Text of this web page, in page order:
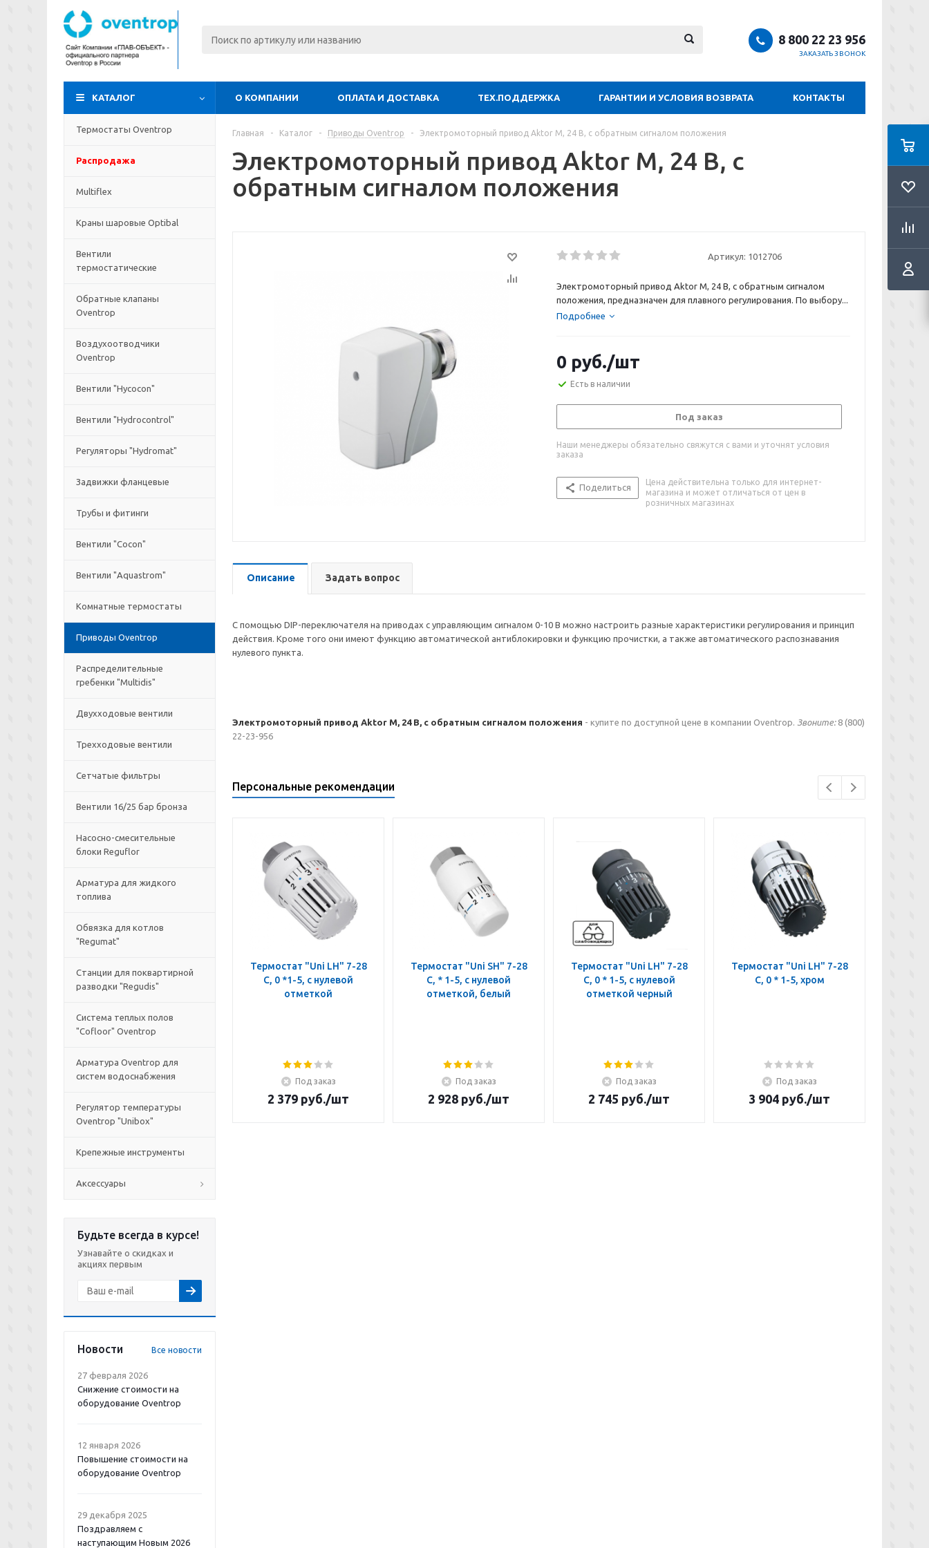
8 800 22 23 956
ЗАКАЗАТЬ ЗВОНОК
КАТАЛОГ О КОМПАНИИ ОПЛАТА И ДОСТАВКА ТЕХ.ПОДДЕРЖКА ГАРАНТИИ И УСЛОВИЯ ВОЗВРАТА КОНТАКТЫ
Термостаты Oventrop
Распродажа
Multiflex
Краны шаровые Optibal
Вентили
термостатические
Обратные клапаны
Oventrop
Воздухоотводчики
Oventrop
Вентили "Hycocon"
Вентили "Hydrocontrol"
Регуляторы "Hydromat"
Задвижки фланцевые
Трубы и фитинги
Вентили "Cocon"
Вентили "Aquastrom"
Комнатные термостаты
Приводы Oventrop
Распределительные
гребенки "Multidis"
Двухходовые вентили
Трехходовые вентили
Сетчатые фильтры
Вентили 16/25 бар бронза
Насосно-смесительные
блоки Reguflor
Арматура для жидкого
топлива
Обвязка для котлов
"Regumat"
Станции для поквартирной
разводки "Regudis"
Система теплых полов
"Cofloor" Oventrop
Арматура Oventrop для
систем водоснабжения
Регулятор температуры
Oventrop "Unibox"
Крепежные инструменты
Аксессуары
Будьте всегда в курсе!
Узнавайте о скидках и
акциях первым
Новости Все новости
27 февраля 2026
Снижение стоимости на
оборудование Oventrop
12 января 2026
Повышение стоимости на
оборудование Oventrop
29 декабря 2025
Поздравляем с
наступающим Новым 2026
Главная - Каталог - Приводы Oventrop - Электромоторный привод Aktor M, 24 B, с обратным сигналом положения
Электромоторный привод Aktor M, 24 B, с
обратным сигналом положения
Артикул: 1012706
Электромоторный привод Aktor M, 24 B, с обратным сигналом
положения, предназначен для плавного регулирования. По выбору...
Подробнее
0 руб./шт
Есть в наличии
Под заказ
Наши менеджеры обязательно свяжутся с вами и уточнят условия
заказа
Поделиться
Цена действительна только для интернет-
магазина и может отличаться от цен в
розничных магазинах
Описание Задать вопрос
С помощью DIP-переключателя на приводах с управляющим сигналом 0-10 В можно настроить разные характеристики регулирования и принцип
действия. Кроме того они имеют функцию автоматической антиблокировки и функцию прочистки, а также автоматического распознавания
нулевого пункта.
Электромоторный привод Aktor M, 24 B, с обратным сигналом положения - купите по доступной цене в компании Oventrop. Звоните:8 (800)
22-23-956
Персональные рекомендации
Термостат "Uni LH" 7-28
C, 0 *1-5, с нулевой
отметкой
Под заказ
2 379 руб./шт
Термостат "Uni SH" 7-28
C, * 1-5, с нулевой
отметкой, белый
Под заказ
2 928 руб./шт
Термостат "Uni LH" 7-28
C, 0 * 1-5, с нулевой
отметкой черный
Под заказ
2 745 руб./шт
Термостат "Uni LH" 7-28
C, 0 * 1-5, хром
Под заказ
3 904 руб./шт